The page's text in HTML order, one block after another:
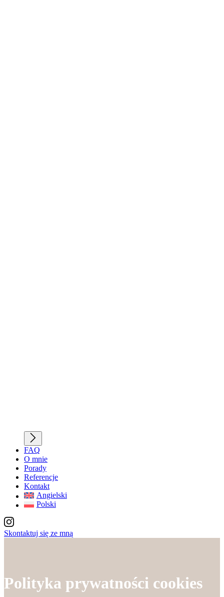
FAQ
O mnie
Porady
Referencje
Kontakt
Angielski
Polski
Skontaktuj się ze mną
Polityka prywatności cookies